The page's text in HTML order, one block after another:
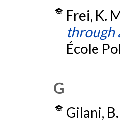
Frei, K.
through
École
G
Gilani,